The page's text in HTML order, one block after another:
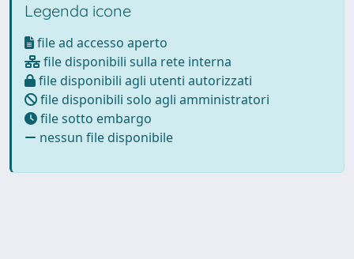
Legenda icone
file ad accesso aperto
file disponibili sulla rete interna
file disponibili agli utenti autorizzati
file disponibili solo agli amministratori
file sotto embargo
nessun file disponibile